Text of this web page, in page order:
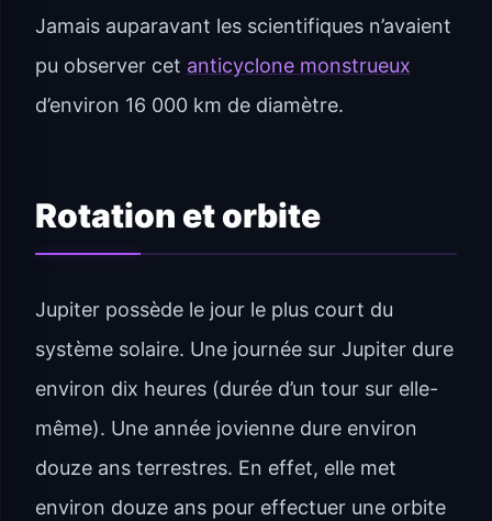
Jamais auparavant les scientifiques n’avaient
pu observer cet anticyclone monstrueux
d’environ 16 000 km de diamètre.
Rotation et orbite
Jupiter possède le jour le plus court du
système solaire. Une journée sur Jupiter dure
environ dix heures (durée d’un tour sur elle-
même). Une année jovienne dure environ
douze ans terrestres. En effet, elle met
environ douze ans pour effectuer une orbite